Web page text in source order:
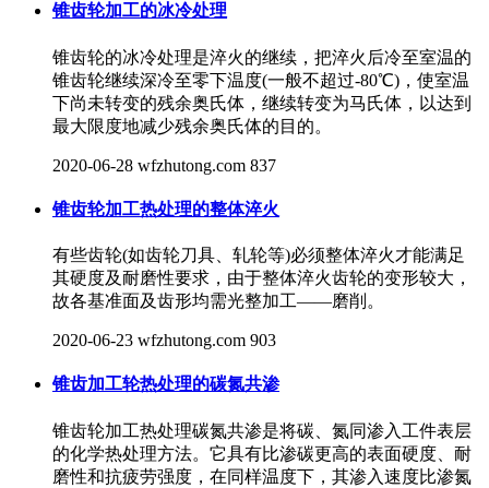
锥齿轮加工的冰冷处理
锥齿轮的冰冷处理是淬火的继续，把淬火后冷至室温的
锥齿轮继续深冷至零下温度(一般不超过-80℃)，使室温
下尚未转变的残余奥氏体，继续转变为马氏体，以达到
最大限度地减少残余奥氏体的目的。
2020-06-28 wfzhutong.com 837
锥齿轮加工热处理的整体淬火
有些齿轮(如齿轮刀具、轧轮等)必须整体淬火才能满足
其硬度及耐磨性要求，由于整体淬火齿轮的变形较大，
故各基准面及齿形均需光整加工——磨削。
2020-06-23 wfzhutong.com 903
锥齿加工轮热处理的碳氮共渗
​锥齿轮加工热处理碳氮共渗是将碳、氮同渗入工件表层
的化学热处理方法。它具有比渗碳更高的表面硬度、耐
磨性和抗疲劳强度，在同样温度下，其渗入速度比渗氮